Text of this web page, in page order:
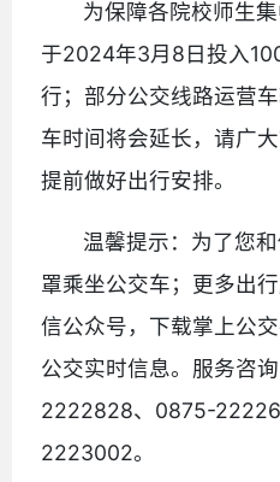
为保障各院校师生
于2024年3月8日投入
行；部分公交线路运营
车时间将会延长，请广
提前做好出行安排。
温馨提示：为了您
罩乘坐公交车；更多出
信公众号，下载掌上公
公交实时信息。服务咨
2222828、0875-
2223002。